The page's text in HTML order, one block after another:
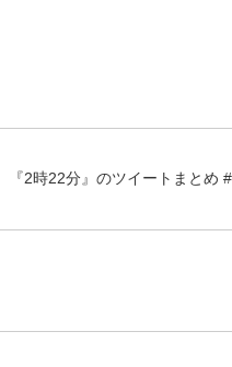
『2時22分』のツイートまとめ